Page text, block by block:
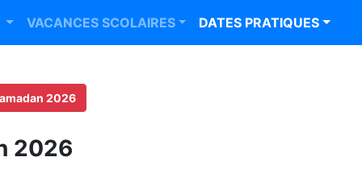
VACANCES SCOLAIRES DATES PRATIQUES
2026
2026